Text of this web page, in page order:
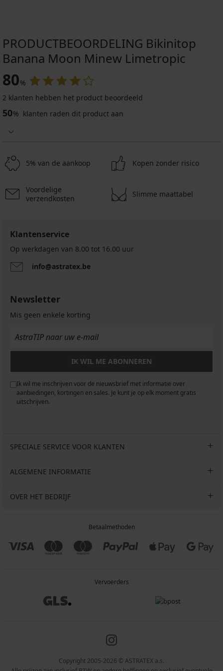
PRODUCTBEOORDELING Bikinitop
Banana Moon Minew Limetropic
80%
2 klanten hebben het product beoordeeld
50% klanten raden dit product aan
5% van de aankoop Kopen zonder risico
Voordelige
verzendkosten
Slimme maattabel
Klantenservice
Op werkdagen van 8.00 tot 16.00 uur
info@astratex.be
Newsletter
Mis geen enkele korting
IK WIL ME ABONNEREN
Ik wil me inschrijven voor de nieuwsbrief met informatie over
aanbiedingen, kortingen en sales. Je kunt je op elk moment gratis
uitschrijven.
SPECIALE SERVICE VOOR KLANTEN
ALGEMENE INFORMATIE
OVER HET BEDRIJF
Betaalmethoden
Vervoerders
Copyright 2005-2026 © ASTRATEX a.s.